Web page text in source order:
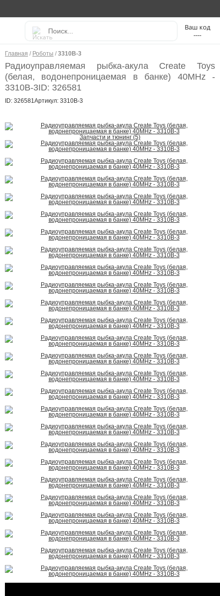
----
Главная / Роботы / 3310B-3
Радиоуправляемая рыбка-акула Create Toys
(белая, водонепроницаемая в банке) 40MHz -
3310B-3ID: 326581
ID: 326581Артикул: 3310B-3
Запчасти и тюнинг (5)